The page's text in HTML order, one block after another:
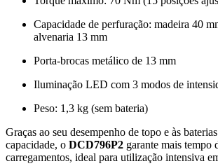
Capacidade de perfuração: madeira 40
alvenaria 13 mm
Porta-brocas metálico de 13 mm
Iluminação LED com 3 modos de
Peso: 1,3 kg (sem bateria)
Graças ao seu desempenho de topo e às
capacidade, o DCD796P2 garante mais tempo
carregamentos, ideal para utilização intensiva